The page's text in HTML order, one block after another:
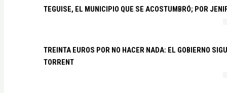
TEGUISE, EL MUNICIPIO QUE SE ACOSTUMBRÓ; POR
TREINTA EUROS POR NO HACER NADA: EL GOBIERNO
TORRENT